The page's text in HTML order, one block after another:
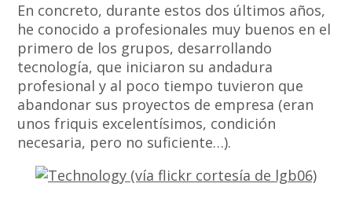
En concreto, durante estos dos últimos años,
he conocido a profesionales muy buenos en el
primero de los grupos, desarrollando
tecnología, que iniciaron su andadura
profesional y al poco tiempo tuvieron que
abandonar sus proyectos de empresa (eran
unos friquis excelentísimos, condición
necesaria, pero no suficiente…).